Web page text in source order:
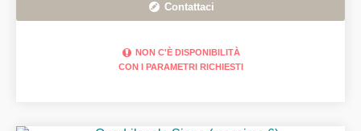
Contattaci
NON C'È DISPONIBILITÀ
CON I PARAMETRI RICHIESTI